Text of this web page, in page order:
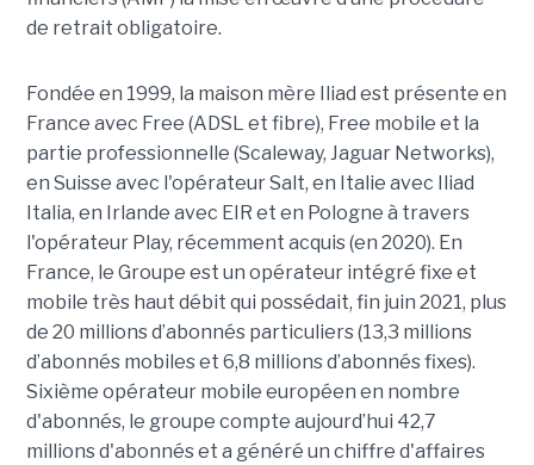
de retrait obligatoire.
Fondée en 1999, la maison mère Iliad est présente en
France avec Free (ADSL et fibre), Free mobile et la
partie professionnelle (Scaleway, Jaguar Networks),
en Suisse avec l'opérateur Salt, en Italie avec Iliad
Italia, en Irlande avec EIR et en Pologne à travers
l'opérateur Play, récemment acquis (en 2020). En
France, le Groupe est un opérateur intégré fixe et
mobile très haut débit qui possédait, fin juin 2021, plus
de 20 millions d’abonnés particuliers (13,3 millions
d’abonnés mobiles et 6,8 millions d’abonnés fixes).
Sixième opérateur mobile européen en nombre
d'abonnés, le groupe compte aujourd’hui 42,7
millions d'abonnés et a généré un chiffre d'affaires